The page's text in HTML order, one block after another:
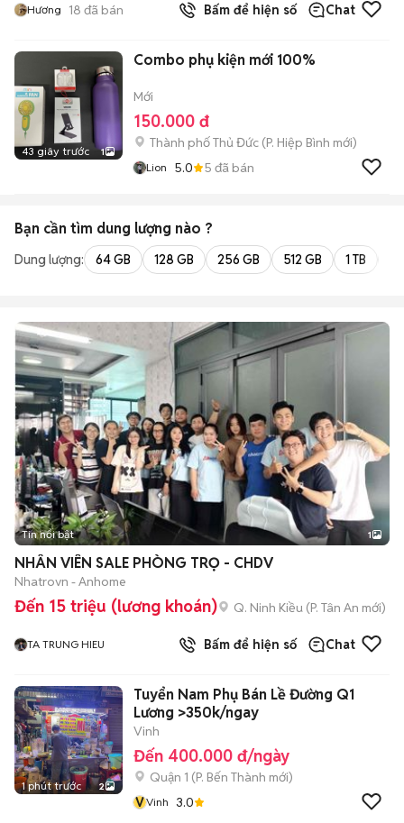
Hương 18 đã bán Bấm để hiện số Chat
43 giây trước 1
Combo phụ kiện mới 100%
Mới
150.000 đ
Thành phố Thủ Đức (P. Hiệp Bình mới)
Lion 5.0 5 đã bán
Bạn cần tìm dung lượng nào ?
Dung lượng: 64 GB 128 GB 256 GB 512 GB 1 TB
Tin nổi bật 1
NHÂN VIÊN SALE PHÒNG TRỌ - CHDV
Nhatrovn - Anhome
Đến 15 triệu (lương khoán) Q. Ninh Kiều (P. Tân An mới)
TA TRUNG HIEU Bấm để hiện số Chat
1 phút trước 2
Tuyển Nam Phụ Bán Lề Đường Q1
Lương >350k/ngay
Vinh
Đến 400.000 đ/ngày
Quận 1 (P. Bến Thành mới)
VVinh 3.0